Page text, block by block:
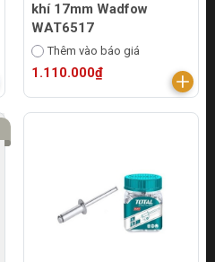
khí 17mm Wadfow
WAT6517
Thêm vào báo giá
1.110.000₫